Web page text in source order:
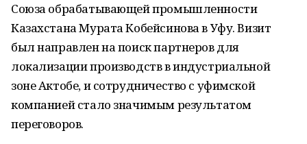
Союза обрабатывающей промышленности
Казахстана Мурата Кобейсинова в Уфу. Визит
был направлен на поиск партнеров для
локализации производств в индустриальной
зоне Актобе, и сотрудничество с уфимской
компанией стало значимым результатом
переговоров.